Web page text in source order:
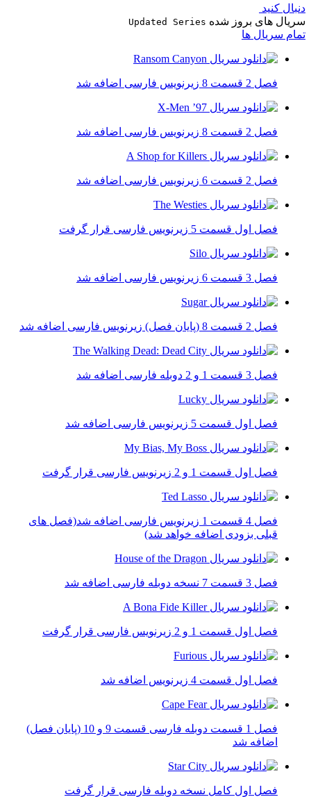
دنبال کنید
سریال های بروز شده Updated Series
تمام سریال ها
فصل 2 قسمت 8 زیرنویس فارسی اضافه شد
فصل 2 قسمت 8 زیرنویس فارسی اضافه شد
فصل 2 قسمت 6 زیرنویس فارسی اضافه شد
فصل اول قسمت 5 زیرنویس فارسی قرار گرفت
فصل 3 قسمت 6 زیرنویس فارسی اضافه شد
فصل 2 قسمت 8 (پایان فصل) زیرنویس فارسی اضافه شد
فصل 3 قسمت 1 و 2 دوبله فارسی اضافه شد
فصل اول قسمت 5 زیرنویس فارسی اضافه شد
فصل اول قسمت 1 و 2 زیرنویس فارسی قرار گرفت
فصل 4 قسمت 1 زیرنویس فارسی اضافه شد(فصل های
قبلی بزودی اضافه خواهد شد)
فصل 3 قسمت 7 نسخه دوبله فارسی اضافه شد
فصل اول قسمت 1 و 2 زیرنویس فارسی قرار گرفت
فصل اول قسمت 4 زیرنویس اضافه شد
فصل 1 قسمت دوبله فارسی قسمت 9 و 10 (پایان فصل)
اضافه شد
فصل اول کامل نسخه دوبله فارسی قرار گرفت